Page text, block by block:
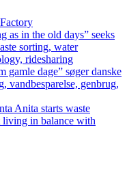
as in the old days” seeks
sorting, water
ridesharing
gamle dage” søger danske
vandbesparelse, genbrug,
Anita starts waste
living in balance with